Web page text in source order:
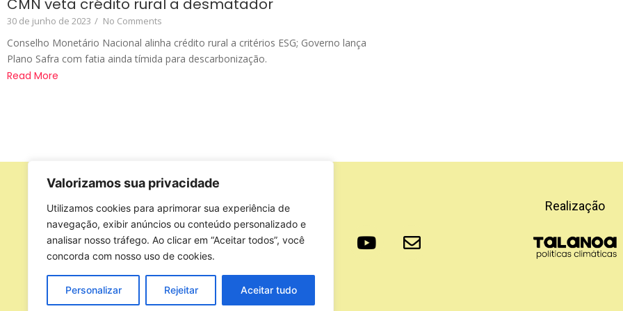
Valorizamos sua privacidade
Utilizamos cookies para aprimorar sua experiência de
navegação, exibir anúncios ou conteúdo personalizado e
analisar nosso tráfego. Ao clicar em “Aceitar todos”, você
concorda com nosso uso de cookies.
Personalizar Rejeitar Aceitar tudo
CMN veta crédito rural a desmatador
30 de junho de 2023 / No Comments
Conselho Monetário Nacional alinha crédito rural a critérios ESG; Governo lança
Plano Safra com fatia ainda tímida para descarbonização.
Read More
Apoio Realização